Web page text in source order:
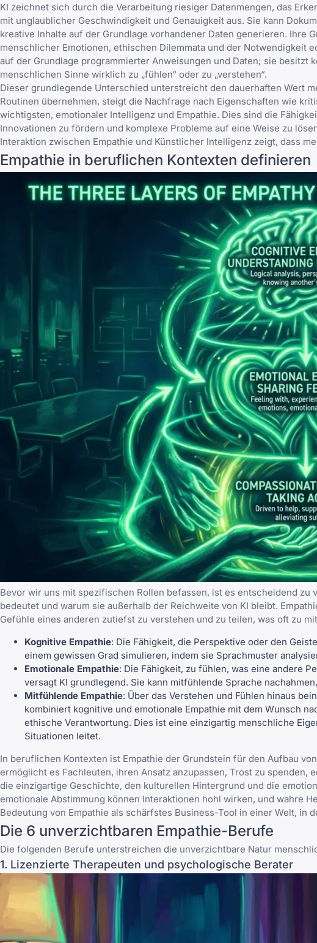
KI zeichnet sich durch die Verarbeitung riesiger Datenmengen, das
mit unglaublicher Geschwindigkeit und Genauigkeit aus. Sie kann
kreative Inhalte auf der Grundlage vorhandener Daten generieren. Ihre
menschlicher Emotionen, ethischen Dilemmata und der
auf der Grundlage programmierter Anweisungen und Daten; sie besitzt
menschlichen Sinne wirklich zu „fühlen“ oder zu „verstehen“.
Dieser grundlegende Unterschied unterstreicht den dauerhaften Wert
Routinen übernehmen, steigt die Nachfrage nach Eigenschaften wie
wichtigsten, emotionaler Intelligenz und Empathie. Dies sind die
Innovationen zu fördern und komplexe Probleme auf eine Weise zu
Interaktion zwischen Empathie und Künstlicher Intelligenz zeigt, dass
Empathie in beruflichen Kontexten definieren
Bevor wir uns mit spezifischen Rollen befassen, ist es entscheidend
bedeutet und warum sie außerhalb der Reichweite von KI bleibt.
Gefühle eines anderen zutiefst zu verstehen und zu teilen, was oft zu
Kognitive Empathie: Die Fähigkeit, die Perspektive oder den
einem gewissen Grad simulieren, indem sie Sprachmuster
Emotionale Empathie: Die Fähigkeit, zu fühlen, was eine andere
versagt KI grundlegend. Sie kann mitfühlende Sprache
Mitfühlende Empathie: Über das Verstehen und Fühlen hinaus
kombiniert kognitive und emotionale Empathie mit dem Wunsch
ethische Verantwortung. Dies ist eine einzigartig menschliche
Situationen leitet.
In beruflichen Kontexten ist Empathie der Grundstein für den Aufbau
ermöglicht es Fachleuten, ihren Ansatz anzupassen, Trost zu
die einzigartige Geschichte, den kulturellen Hintergrund und die
emotionale Abstimmung können Interaktionen hohl wirken, und wahre
Bedeutung von Empathie als schärfstes Business-Tool in einer Welt, in
Die 6 unverzichtbaren Empathie-Berufe
Die folgenden Berufe unterstreichen die unverzichtbare Natur
1. Lizenzierte Therapeuten und psychologische Berater